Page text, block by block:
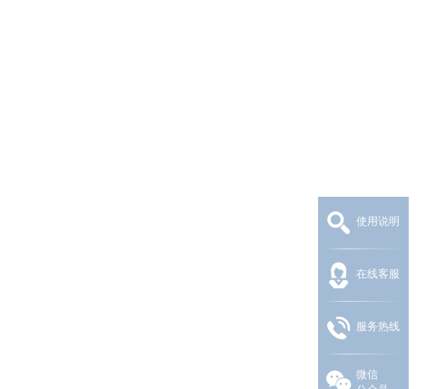
使用说明
在线客服
服务热线
微信